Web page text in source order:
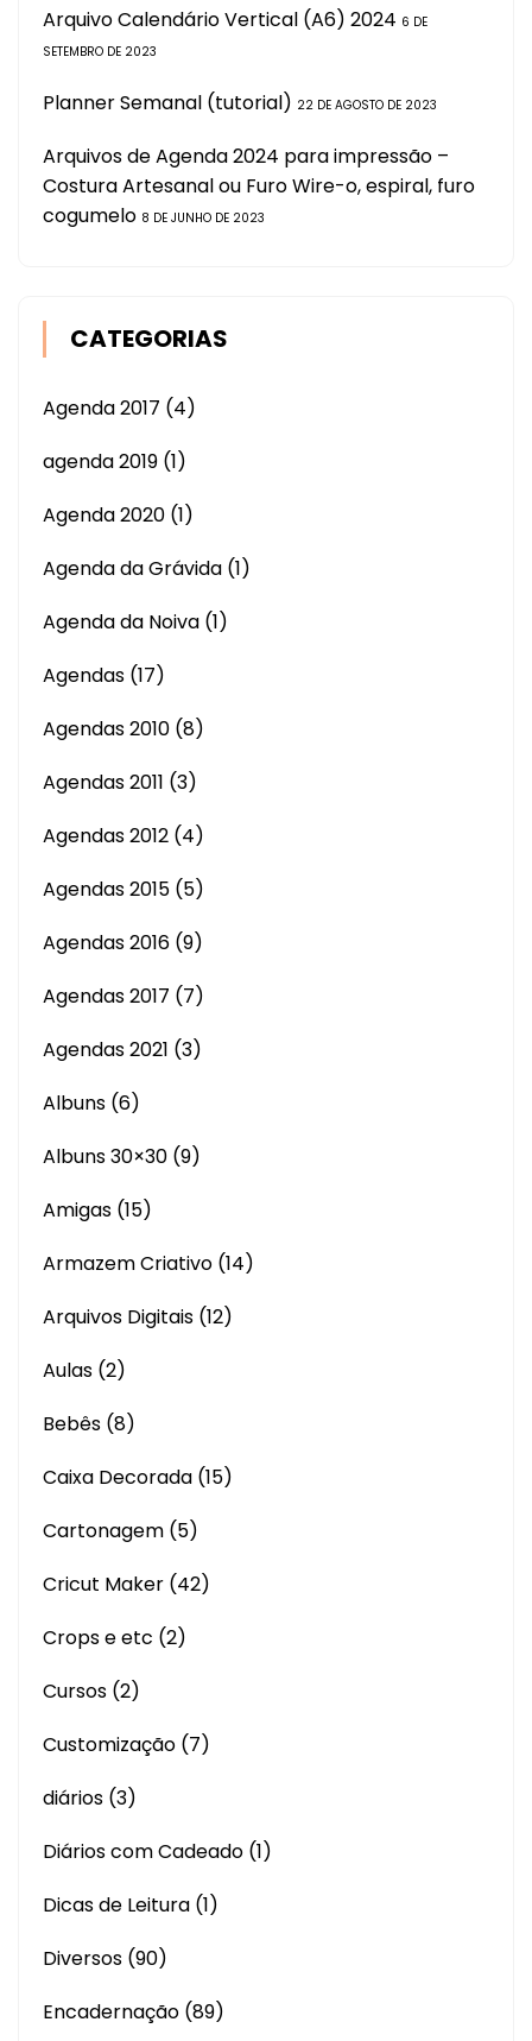
Arquivo Calendário Vertical (A6) 2024 6 DE
SETEMBRO DE 2023
Planner Semanal (tutorial) 22 DE AGOSTO DE 2023
Arquivos de Agenda 2024 para impressão –
Costura Artesanal ou Furo Wire-o, espiral, furo
cogumelo 8 DE JUNHO DE 2023
CATEGORIAS
Agenda 2017 (4)
agenda 2019 (1)
Agenda 2020 (1)
Agenda da Grávida (1)
Agenda da Noiva (1)
Agendas (17)
Agendas 2010 (8)
Agendas 2011 (3)
Agendas 2012 (4)
Agendas 2015 (5)
Agendas 2016 (9)
Agendas 2017 (7)
Agendas 2021 (3)
Albuns (6)
Albuns 30×30 (9)
Amigas (15)
Armazem Criativo (14)
Arquivos Digitais (12)
Aulas (2)
Bebês (8)
Caixa Decorada (15)
Cartonagem (5)
Cricut Maker (42)
Crops e etc (2)
Cursos (2)
Customização (7)
diários (3)
Diários com Cadeado (1)
Dicas de Leitura (1)
Diversos (90)
Encadernação (89)